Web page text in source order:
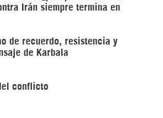
Irán siempre termina en
de recuerdo, resistencia y
de Karbala
conflicto